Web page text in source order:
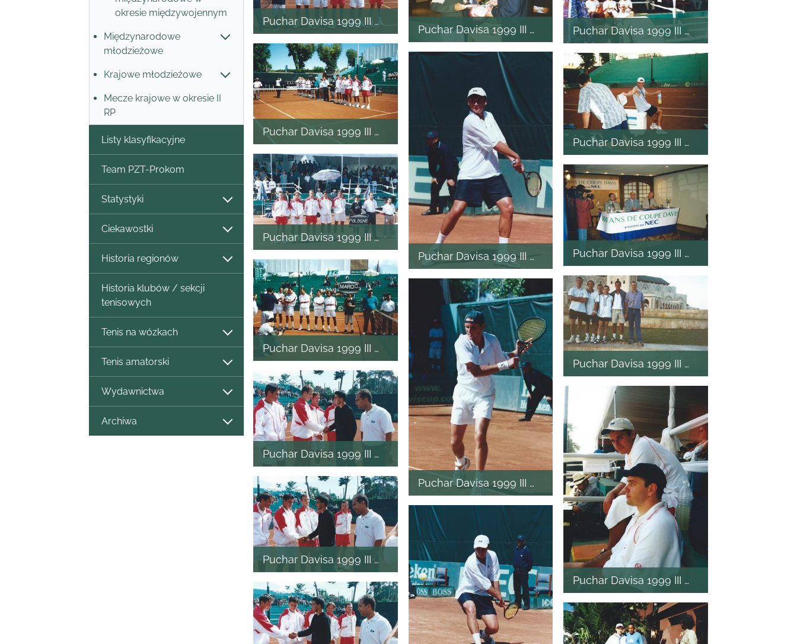
okresie międzywojennym
Międzynarodowe
młodzieżowe
Krajowe młodzieżowe
Mecze krajowe w okresie II
RP
Listy klasyfikacyjne
Team PZT-Prokom
Statystyki
Ciekawostki
Historia regionów
Historia klubów / sekcji
tenisowych
Tenis na wózkach
Tenis amatorski
Wydawnictwa
Archiwa
Puchar Davisa 1999 III mecz
Puchar Davisa 1999 III mecz
Puchar Davisa 1999 III mecz
Puchar Davisa 1999 III mecz
Puchar Davisa 1999 III mecz
Puchar Davisa 1999 III mecz
Puchar Davisa 1999 III mecz
Puchar Davisa 1999 III mecz
Puchar Davisa 1999 III mecz
Puchar Davisa 1999 III mecz
Puchar Davisa 1999 III mecz
Puchar Davisa 1999 III mecz
Puchar Davisa 1999 III mecz
Puchar Davisa 1999 III mecz